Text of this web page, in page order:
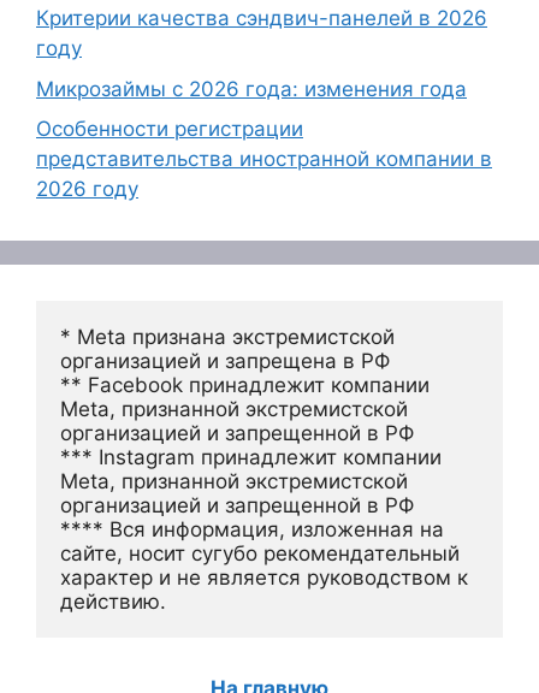
Критерии качества сэндвич-панелей в 2026
году
Микрозаймы с 2026 года: изменения года
Особенности регистрации
представительства иностранной компании в
2026 году
* Meta признана экстремистской
организацией и запрещена в РФ
** Facebook принадлежит компании
Meta, признанной экстремистской
организацией и запрещенной в РФ
*** Instagram принадлежит компании
Meta, признанной экстремистской
организацией и запрещенной в РФ
**** Вся информация, изложенная на
сайте, носит сугубо рекомендательный
характер и не является руководством к
действию.
На главную